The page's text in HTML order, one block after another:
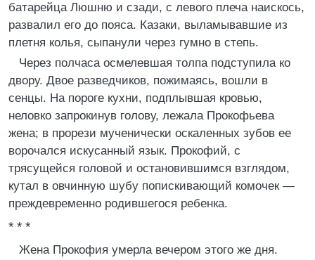
батарейца Люшню и сзади, с левого плеча наискось,
развалил его до пояса. Казаки, выламывавшие из
плетня колья, сыпанули через гумно в степь.
Через полчаса осмелевшая толпа подступила ко
двору. Двое разведчиков, пожимаясь, вошли в
сенцы. На пороге кухни, подплывшая кровью,
неловко запрокинув голову, лежала Прокофьева
жена; в прорези мученически оскаленных зубов ее
ворочался искусанный язык. Прокофий, с
трясущейся головой и остановившимся взглядом,
кутал в овчинную шубу попискивающий комочек —
преждевременно родившегося ребенка.
* * *
Жена Прокофия умерла вечером этого же дня.